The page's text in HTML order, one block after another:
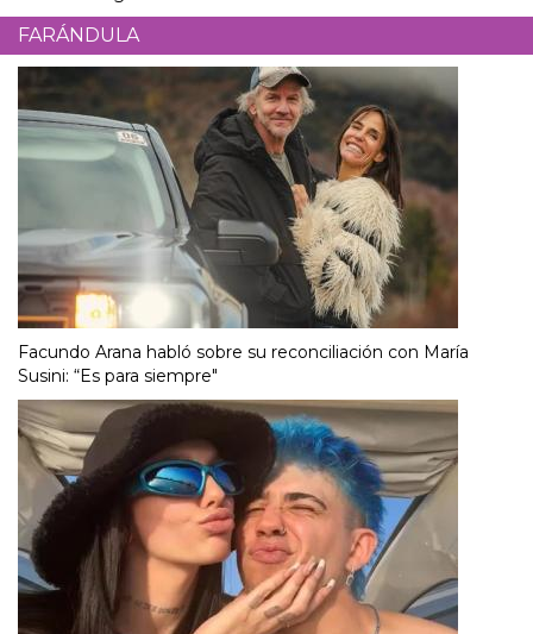
FARÁNDULA
Facundo Arana habló sobre su reconciliación con María
Susini: “Es para siempre"